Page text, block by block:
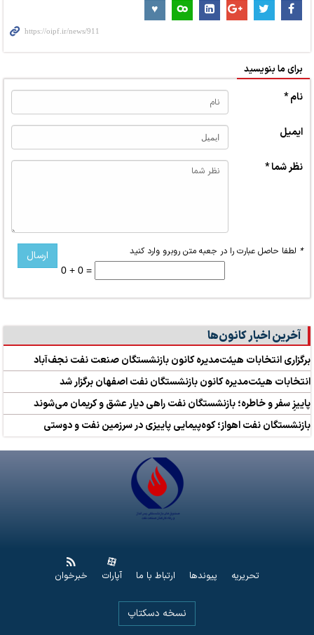
برای ما بنویسید
نام *
ایمیل
نظر شما *
* لطفا حاصل عبارت را در جعبه متن روبرو وارد کنید
0 + 0 =
آخرین اخبار کانون‌ها
برگزاری انتخابات هیئت‌مدیره کانون بازنشستگان صنعت نفت نجف‌آباد
انتخابات هیئت‌مدیره کانون بازنشستگان نفت اصفهان برگزار شد
پاییزِ سفر و خاطره؛ بازنشستگان نفت راهی دیار عشق و کریمان می‌شوند
بازنشستگان نفت اهواز؛ کوه‌پیمایی پاییزی در سرزمین نفت و دوستی
تحریریه پیوندها ارتباط با ما آپارات خبرخوان
نسخه دسکتاپ